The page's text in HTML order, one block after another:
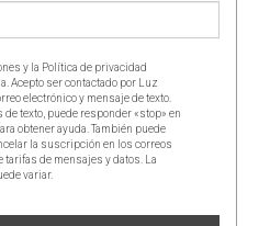
y la Política de privacidad
Acepto ser contactado por Luz
electrónico y mensaje de texto.
texto, puede responder «stop» en
obtener ayuda. También puede
la suscripción en los correos
de mensajes y datos. La
variar.